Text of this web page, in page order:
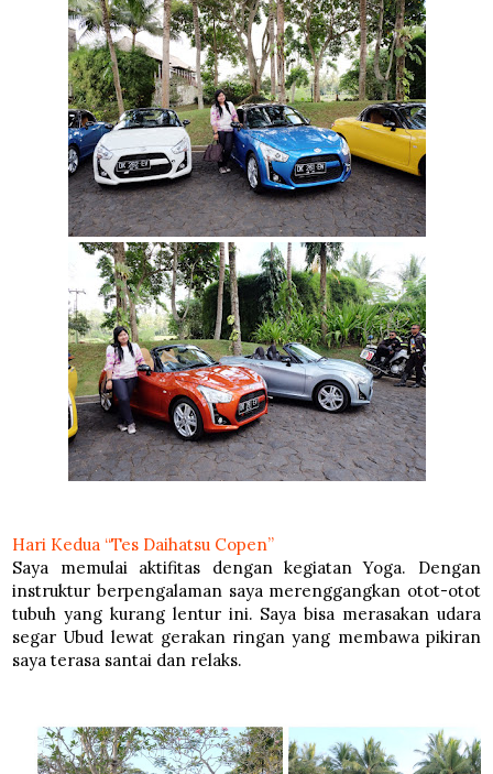
Hari Kedua “Tes Daihatsu Copen”
Saya memulai aktifitas dengan kegiatan Yoga. Dengan
instruktur berpengalaman saya merenggangkan otot-otot
tubuh yang kurang lentur ini. Saya bisa merasakan udara
segar Ubud lewat gerakan ringan yang membawa pikiran
saya terasa santai dan relaks.